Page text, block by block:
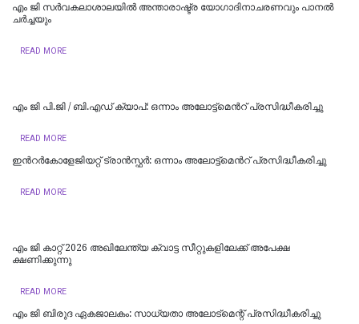
എം ജി സർവകലാശാലയിൽ അന്താരാഷ്ട്ര യോഗാദിനാചരണവും പാനൽ
ച‍ർച്ചയും
READ MORE
എം ജി പി.ജി / ബി.എഡ് ക്യാപ്: ഒന്നാം അലോട്ട്മെന്‍റ് പ്രസിദ്ധീകരിച്ചു
READ MORE
ഇന്‍റര്‍കോളേജിയറ്റ് ട്രാന്‍സ്ഫര്‍: ഒന്നാം അലോട്ട്മെന്‍റ് പ്രസിദ്ധീകരിച്ചു
READ MORE
എം ജി കാറ്റ് 2026 അഖിലേന്ത്യ ക്വാട്ട സീറ്റുകളിലേക്ക് അപേക്ഷ
ക്ഷണിക്കുന്നു
READ MORE
എം ജി ബിരുദ ഏകജാലകം: സാധ്യതാ അലോട്‌മെന്റ് പ്രസിദ്ധീകരിച്ചു